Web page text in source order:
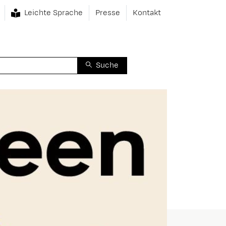
Leichte Sprache Presse Kontakt
Suche